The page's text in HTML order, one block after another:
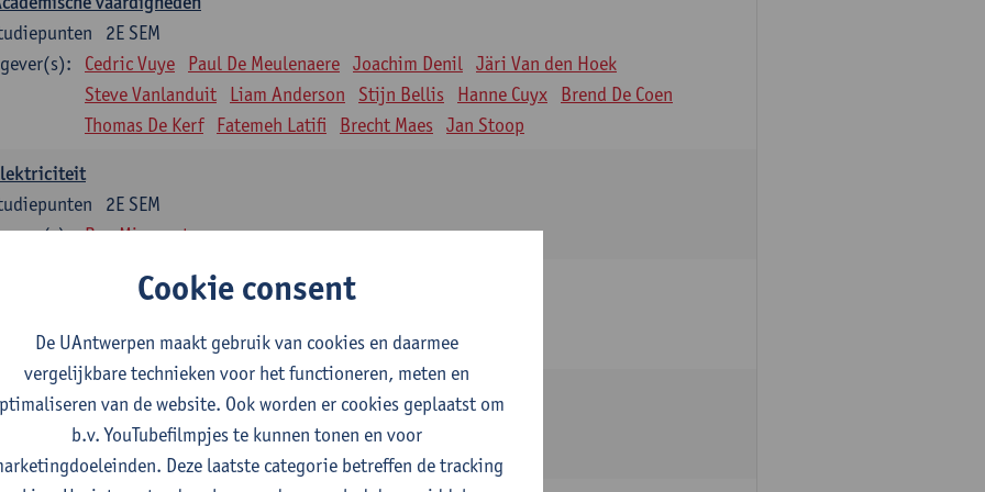
2E SEM
Cedric Vuye Paul De Meulenaere Joachim Denil Järi Van den Hoek
Steve Vanlanduit
Liam Anderson Stijn Bellis Hanne Cuyx
Brend De Coen
Thomas De Kerf
Fatemeh Latifi Brecht Maes Jan Stoop
2E SEM
Ben Minnaert
en Dynamica
Gunther Steenackers Steven Lenssen
2E SEM
studiepunten
Linda Beenaerts
Cookie consent
De UAntwerpen maakt gebruik van cookies en daarmee
vergelijkbare technieken voor het functioneren, meten en
van de website. Ook worden er cookies geplaatst om
b.v. YouTubefilmpjes te kunnen tonen en voor
Deze laatste categorie betreffen de tracking